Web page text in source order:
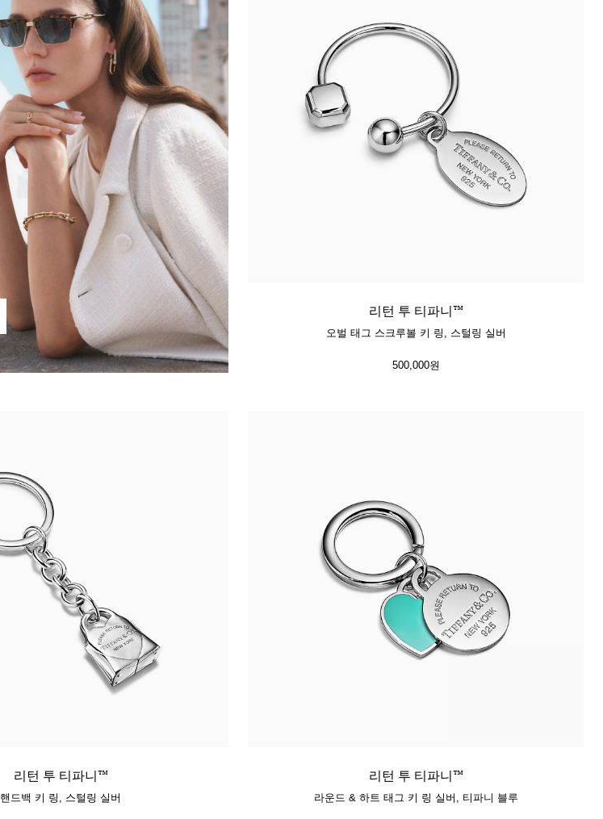
리턴 투 티파니™
오벌 태그 스크루볼 키 링, 스털링 실버
500,000원
리턴 투 티파니™
핸드백 키 링, 스털링 실버
리턴 투 티파니™
라운드 & 하트 태그 키 링 실버, 티파니 블루